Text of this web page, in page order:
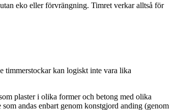
eko eller förvrängning. Timret verkar alltså för
timmerstockar kan logiskt inte vara lika
plaster i olika former och betong med olika
andas enbart genom konstgjord anding (genom